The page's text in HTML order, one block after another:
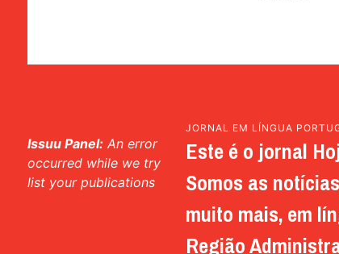
Issuu Panel: An error
occurred while we try
list your publications
JORNAL EM LÍNGUA
Este é o jornal
Somos as
muito mais, em
Região